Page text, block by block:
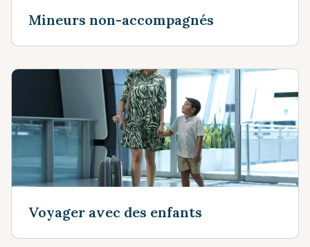
Mineurs non-accompagnés
Voyager avec des enfants